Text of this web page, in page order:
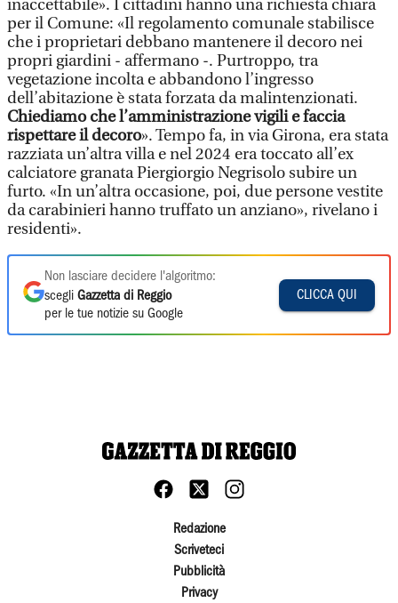
inaccettabile». I cittadini hanno una richiesta chiara
per il Comune: «Il regolamento comunale stabilisce
che i proprietari debbano mantenere il decoro nei
propri giardini - affermano -. Purtroppo, tra
vegetazione incolta e abbandono l’ingresso
dell’abitazione è stata forzata da malintenzionati.
Chiediamo che l’amministrazione vigili e faccia
rispettare il decoro». Tempo fa, in via Girona, era stata
razziata un’altra villa e nel 2024 era toccato all’ex
calciatore granata Piergiorgio Negrisolo subire un
furto. «In un’altra occasione, poi, due persone vestite
da carabinieri hanno truffato un anziano», rivelano i
residenti».
Non lasciare decidere l'algoritmo:
scegli Gazzetta di Reggio
per le tue notizie su Google
CLICCA QUI
Redazione
Scriveteci
Pubblicità
Privacy